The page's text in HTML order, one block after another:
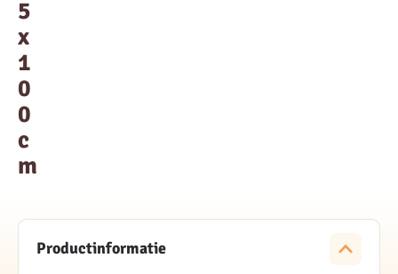
5
x
1
0
0
c
m
Productinformatie